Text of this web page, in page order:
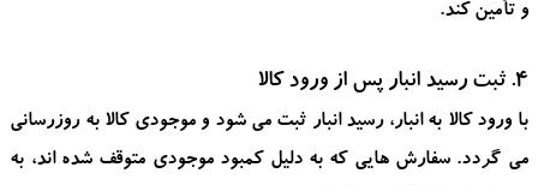
و تأمین کند.
4. ثبت رسید انبار پس از ورود کالا
با ورود کالا به انبار، رسید انبار ثبت می شود و موجودی کالا به روزرسانی
می گردد. سفارش هایی که به دلیل کمبود موجودی متوقف شده اند، به